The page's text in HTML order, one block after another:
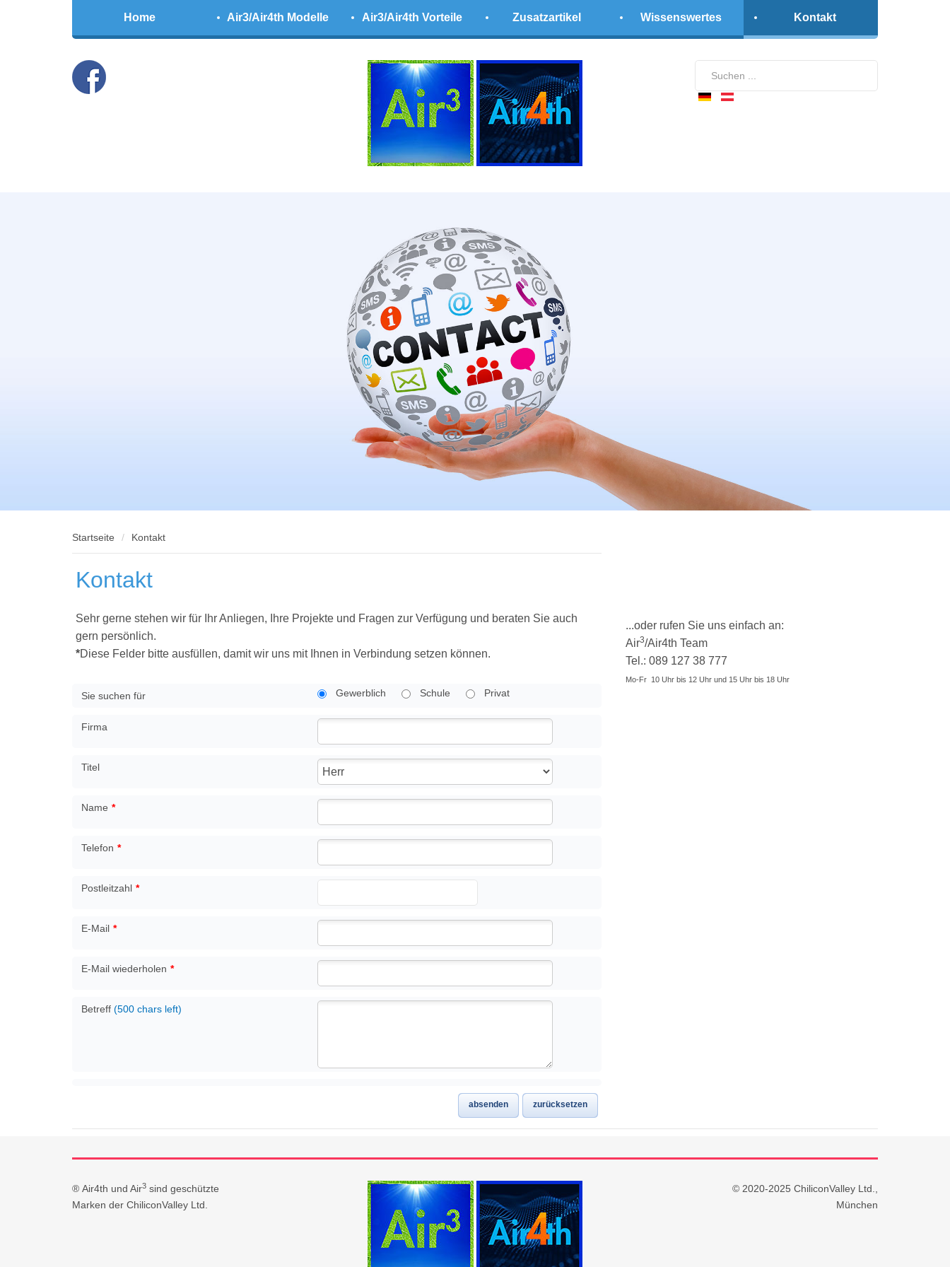
Home Air3/Air4th Modelle Air3/Air4th Vorteile Zusatzartikel Wissenswertes Kontakt
Startseite Kontakt
Kontakt
Sehr gerne stehen wir für Ihr Anliegen, Ihre Projekte und Fragen zur Verfügung und beraten Sie auch
gern persönlich.
*Diese Felder bitte ausfüllen, damit wir uns mit Ihnen in Verbindung setzen können.
Sie suchen für Gewerblich Schule Privat
Firma
Titel
Name *
Telefon *
Postleitzahl *
E-Mail *
E-Mail wiederholen *
Betreff (500 chars left)
zurücksetzen
absenden
...oder rufen Sie uns einfach an:
Air3/Air4th Team
Tel.: 089 127 38 777
Mo-Fr 10 Uhr bis 12 Uhr und 15 Uhr bis 18 Uhr
® Air4th und Air3 sind geschützte
Marken der ChiliconValley Ltd.
© 2020-2025 ChiliconValley Ltd.,
München